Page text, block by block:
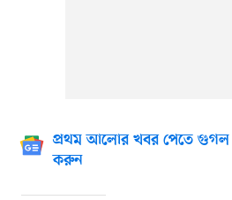
প্রথম আলোর খবর পেতে গুগল
করুন